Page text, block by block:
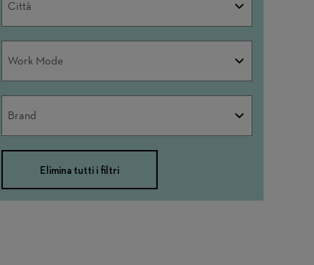
Città
Work Mode
Brand
Elimina tutti i filtri